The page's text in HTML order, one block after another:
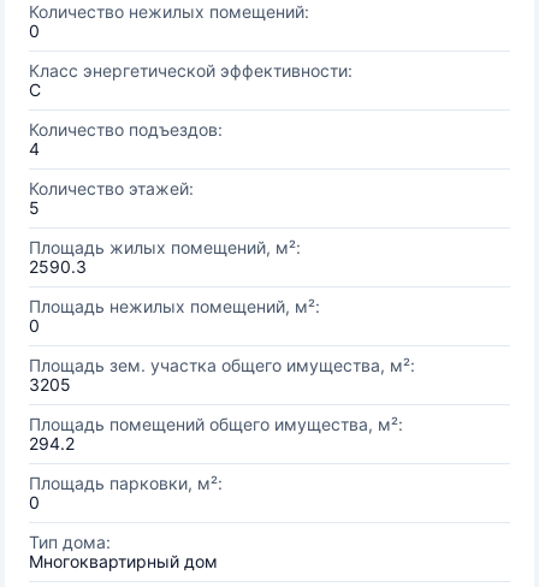
Количество нежилых помещений:
0
Класс энергетической эффективности:
C
Количество подъездов:
4
Количество этажей:
5
Площадь жилых помещений, м²:
2590.3
Площадь нежилых помещений, м²:
0
Площадь зем. участка общего имущества, м²:
3205
Площадь помещений общего имущества, м²:
294.2
Площадь парковки, м²:
0
Тип дома:
Многоквартирный дом